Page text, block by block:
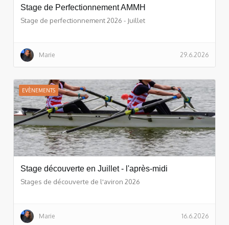
Stage de Perfectionnement AMMH
Stage de perfectionnement 2026 - Juillet
Marie 29.6.2026
EVÈNEMENTS
Stage découverte en Juillet - l'après-midi
Stages de découverte de l'aviron 2026
Marie 16.6.2026